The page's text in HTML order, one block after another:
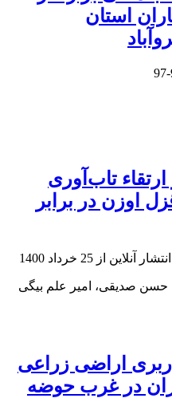
استان
تاب‌آوری
اوزن در برابر
آنلاین از 25 خرداد 1400
حسن صدیقی، امیر علم بیگی
اراضی زراعی
در غرب حوضه